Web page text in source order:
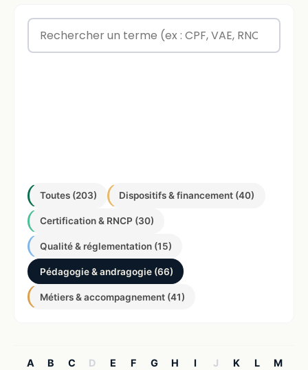
Rechercher un terme
Toutes (203) Dispositifs & financement (40)
Certification & RNCP (30)
Qualité & réglementation (15)
Pédagogie & andragogie (66)
Métiers & accompagnement (41)
A B C D E F G H I J K L
M